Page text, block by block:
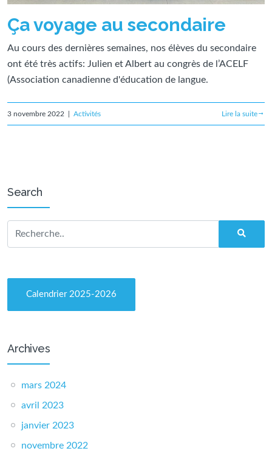
Ça voyage au secondaire
Au cours des dernières semaines, nos élèves du secondaire
ont été très actifs: Julien et Albert au congrès de l’ACELF
(Association canadienne d'éducation de langue.
3 novembre 2022 Activités Lire la suite
Search
Calendrier 2025-2026
Archives
mars 2024
avril 2023
janvier 2023
novembre 2022